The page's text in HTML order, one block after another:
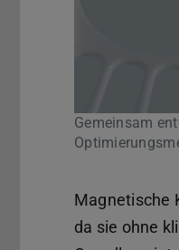
Gemeinsam
Magnetische
da sie ohne